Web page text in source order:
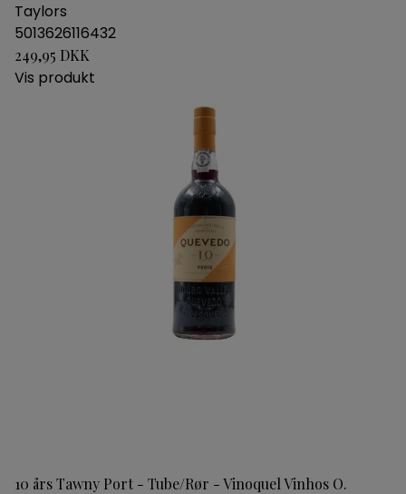
Taylors
5013626116432
249,95 DKK
Vis produkt
10 års Tawny Port - Tube/Rør - Vinoquel Vinhos O.